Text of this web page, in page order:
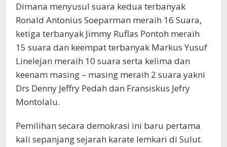
Dimana menyusul suara kedua terbanyak
Ronald Antonius Soeparman meraih 16 Suara,
ketiga terbanyak Jimmy Ruflas Pontoh meraih
15 suara dan keempat terbanyak Markus Yusuf
Linelejan meraih 10 suara serta kelima dan
keenam masing – masing meraih 2 suara yakni
Drs Denny Jeffry Pedah dan Fransiskus Jefry
Montolalu.
Pemilihan secara demokrasi ini baru pertama
kali sepanjang sejarah karate lemkari di Sulut.